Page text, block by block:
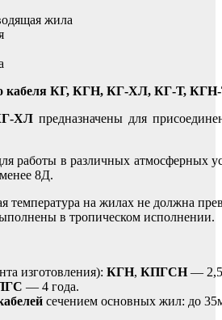
жила
кабеля КГ, КГН, КГ-ХЛ, КГ-Т,
ХЛ предназначены для
работы в различных атмосферных
8Д.
температура на жилах не должна
в тропическом исполнении.
изготовления): КГН, КПГСН— 2,5
— 4 года.
сечением основных жил: до